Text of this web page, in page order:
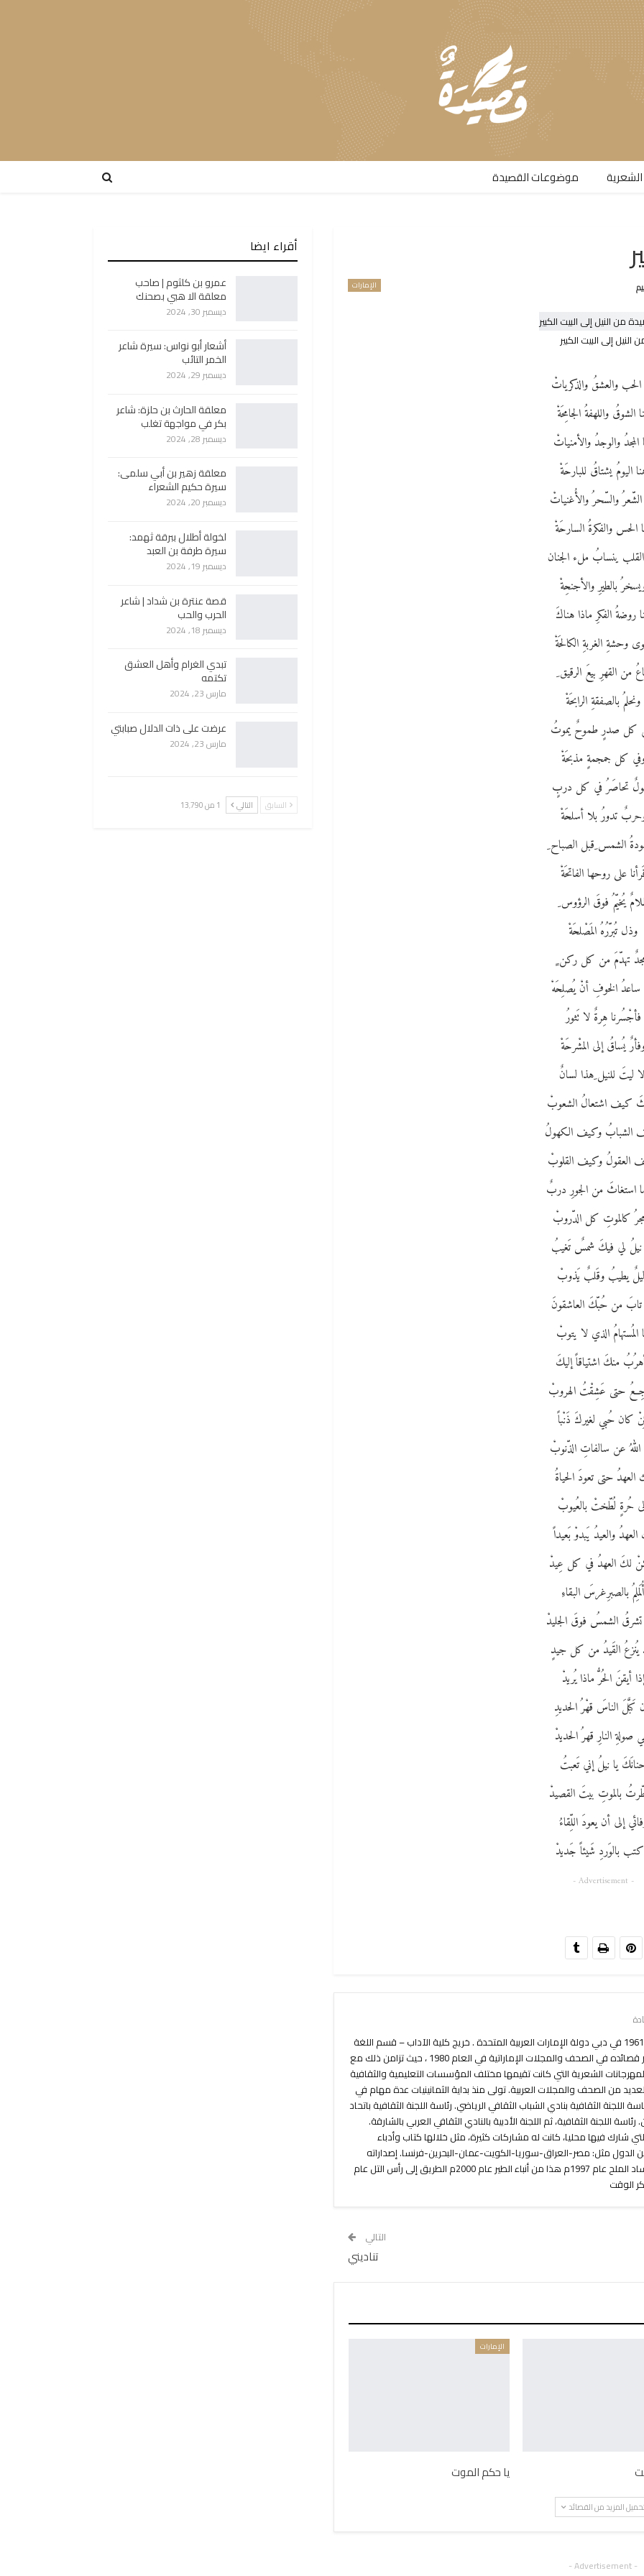
موضوعات القصيدة​
الإمارات
النيل إلى البيت الكبير
الحب والعشقُ والذكرياتْ
الشوقُ واللهفةُ الجامِحَةْ
المجدُ والوجدُ والأمنياتْ
اليومُ يشتاقُ للبارحَةْ
والسّحرُ والأُغنياتْ
الحس والفكرةُ السارحَةْ
ينسابُ ملء الجنان
بالطيرِ والأجنحِةْ
روضةُ الفكرِ ماذا هناكَ
وحشةِ الغربةِ الكالحَةْ
من القهرِ بيعَ الرقيق
ونحلمُ بالصفقةِ الرابحَةْ
كل صدرٍ طموحٌ يموتُ
كل جمجمةٍ مذبحَةْ
تحاصَرُ في كل دربٍ
تدورُ بلا أسلحَةْ
الشمس ِقبل الصباح
على روحها الفاتحَةْ
يُخيّمُ فوقَ الرؤوس
وذل تُبرّرُهُ المَصْلحَةْ
تهدّمَ من كل ركن
ساعدُ الخوفِ أنْ يُصلِحَهْ
فأجْسُرنا هِرةٌ لا تَثورُ
يُساقُ إلى المشْرحَةْ
ليتَ للنيل ِهذا لسانٌ
كيف اشتعالُ الشعوبْ
الشبابُ وكيف الكهولُ
العقولُ وكيف القلوبْ
استغاثَ من الجورِ دربٌ
كالموتِ كل الدّروبْ
نيلُ لي فيكَ شمسٌ تَغيبُ
يطيبُ وقَلبٌ يَذوبْ
تابَ من حُبّكَ العاشقونَ
المُستهامُ الذي لا يتوبْ
منكَ اشتياقاً إليكَ
حتى عَشِقْتُ الهروبْ
كان حُبي لغيركَ ذَنْباً
اللهُ عن سالفاتِ الذّنوبْ
العهدُ حتى تعودَ الحياةُ
حُرةٍ لُطّختْ بالعُيوبْ
والعيدُ يَبدوْ بَعيداً
لكَ العهدُ في كل عِيدْ
أُلَملِمُ بالصبرِغرسَ البقاءِ
الشمسُ فوقَ الجليدْ
يُنزعُ القَيدُ من كل جيدٍ
إذا أيقنَ الحُرُّ ماذا يُريدْ
كَبَّلَ الناسَ قهْرُ الحديدِ
صولةِ النارِ قهرُ الحديدْ
يا نيلُ إني تَعبتُ
بالموتِ بيتَ القصيدْ
إلى أن يعودَ اللِّقاءُ
بالوَردِ شَيئاً جَديدْ
- Advertisement -
إبراهيم محمد إبراهيم من مواليد،عام 1961 في دبي دولة الإمارات العربية المتحدة . خريج كلية الآداب – قسم اللغة
العربية – جامعة بيروت العربية. بدأ بنشر قصائده في الصحف والمجلات الإماراتية في العام 1980 ، حيث تزامن ذلك مع
الشعرية التي كانت تقيمها مختلف المؤسسات التعليمية والثقافية
من الصحف والمجلات العربية. تولى منذ بداية الثمانينيات عدة مهام في
اللجنة الثقافية بنادي الشباب الثقافي الرياضي. رئاسة اللجنة الثقافية باتحاد
رئاسة اللجنة الثقافية، ثم اللجنة الأدبية بالنادي الثقافي العربي بالشارقة.
شارك فيها محليا، كانت له مشاركات كثيرة، مثل خلالها كتاب وأدباء
الدول مثل: مصر-العراق-سوريا-الكويت-عمان-البحرين-فرنسا. إصداراته
الشعرية: صحوة الورق عام 1990م فساد الملح عام 1997م هذا من أنباء الطير عام 2000م الطريق إلى رأس التل عام
التالي
تناديني
الإمارات
يا حكم الموت
المزيد من القصائد
- Advertisement -
أقراء ايضا
عمرو بن كلثوم | صاحب
معلقة الا هبي بصحنك
ديسمبر 30, 2024
أشعار أبو نواس: سيرة شاعر
الخمر التائب
ديسمبر 29, 2024
معلقة الحارث بن حلزة: شاعر
بكر في مواجهة تغلب
ديسمبر 28, 2024
معلقة زهير بن أبي سلمى:
سيرة حكيم الشعراء
ديسمبر 20, 2024
لخولة أطلال ببرقة ثهمد:
سيرة طرفة بن العبد
ديسمبر 19, 2024
قصة عنترة بن شداد | شاعر
الحرب والحب
ديسمبر 18, 2024
تبدي الغرام وأهل العشق
تكتمه
مارس 23, 2024
عرضت على ذات الدلال صبابتي
مارس 23, 2024
السابق التالي 1 من 13٬790